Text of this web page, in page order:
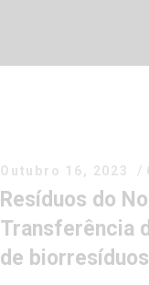
Sobre
Serviços
Projetos
Outubro 16, 2023
Resíduos do
Transferência
de biorresíduos